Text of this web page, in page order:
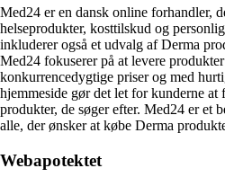
Med24 er en dansk online forhandler,
helseprodukter, kosttilskud og
inkluderer også et udvalg af Derma
Med24 fokuserer på at levere
konkurrencedygtige priser og med
hjemmeside gør det let for kunderne at
produkter, de søger efter. Med24 er et
alle, der ønsker at købe Derma
Webapotektet